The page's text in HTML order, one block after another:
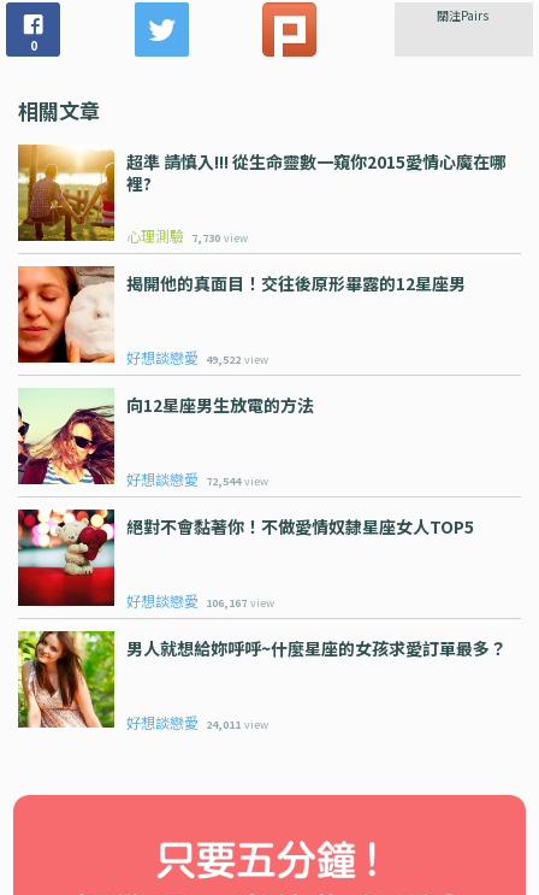
0
關注Pairs
相關文章
超準 請慎入!!! 從生命靈數一窺你2015愛情心魔在哪
裡?
心理測驗 7,730 view
揭開他的真面目！交往後原形畢露的12星座男
好想談戀愛 49,522 view
向12星座男生放電的方法
好想談戀愛 72,544 view
絕對不會黏著你！不做愛情奴隸星座女人TOP5
好想談戀愛 106,167 view
男人就想給妳呼呼~什麼星座的女孩求愛訂單最多？
好想談戀愛 24,011 view